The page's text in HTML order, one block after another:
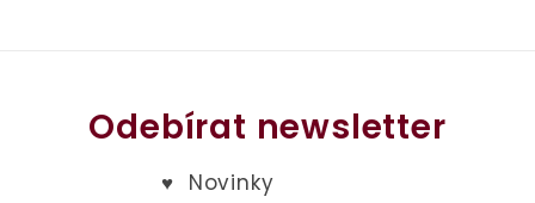
Odebírat newsletter